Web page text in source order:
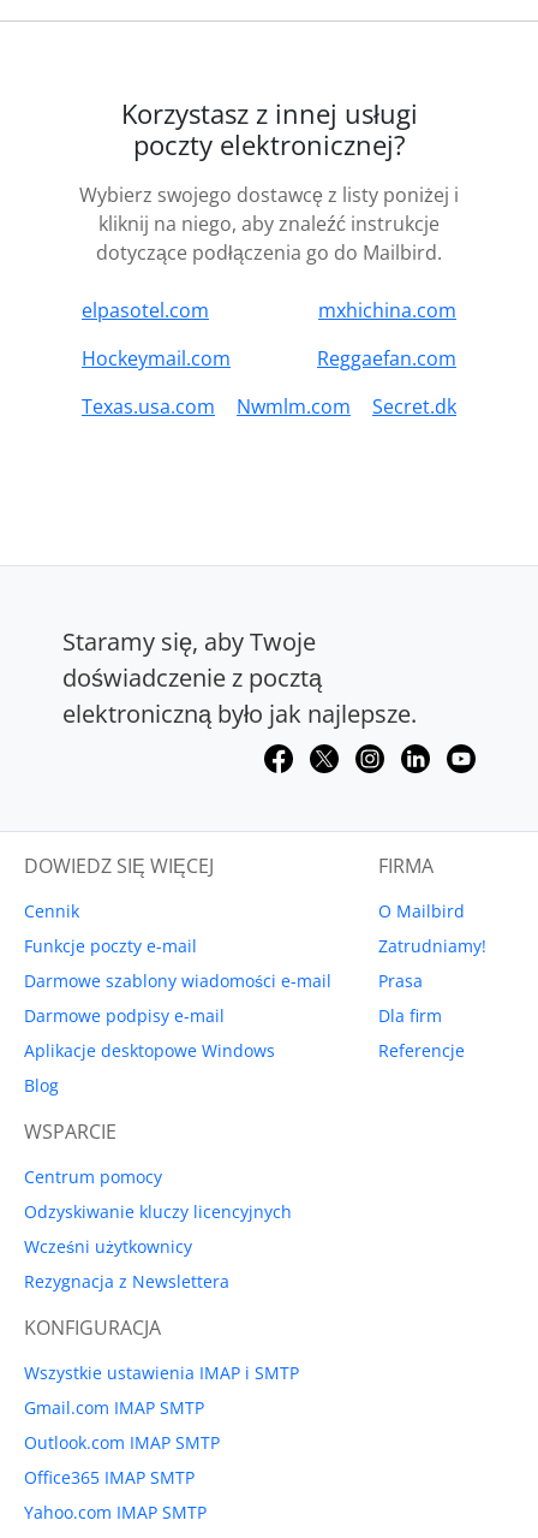
Korzystasz z innej usługi
poczty elektronicznej?
Wybierz swojego dostawcę z listy poniżej i
kliknij na niego, aby znaleźć instrukcje
dotyczące podłączenia go do Mailbird.
elpasotel.com
mxhichina.com
Hockeymail.com
Reggaefan.com
Texas.usa.com
Nwmlm.com Secret.dk
Staramy się, aby Twoje
doświadczenie z pocztą
elektroniczną było jak najlepsze.
DOWIEDZ SIĘ WIĘCEJ
Cennik
Funkcje poczty e-mail
Darmowe szablony wiadomości e-mail
Darmowe podpisy e-mail
Aplikacje desktopowe Windows
Blog
FIRMA
O Mailbird
Zatrudniamy!
Prasa
Dla firm
Referencje
WSPARCIE
Centrum pomocy
Odzyskiwanie kluczy licencyjnych
Wcześni użytkownicy
Rezygnacja z Newslettera
KONFIGURACJA
Wszystkie ustawienia IMAP i SMTP
Gmail.com IMAP SMTP
Outlook.com IMAP SMTP
Office365 IMAP SMTP
Yahoo.com IMAP SMTP